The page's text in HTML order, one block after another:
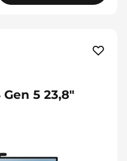
5 23,8"